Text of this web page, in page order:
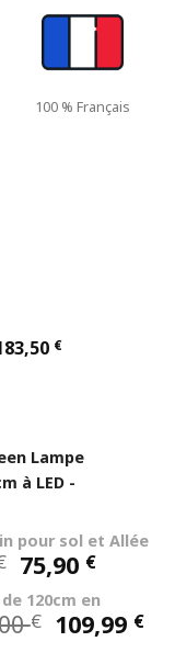
100 % Français
€.
€Le
183,50 €.
Lampe
à LED -
pour sol et Allée
Le
prix
initial
était :
75,90 €Le
actuel
est :
120cm en
€ Le
prix
109,99 €Le